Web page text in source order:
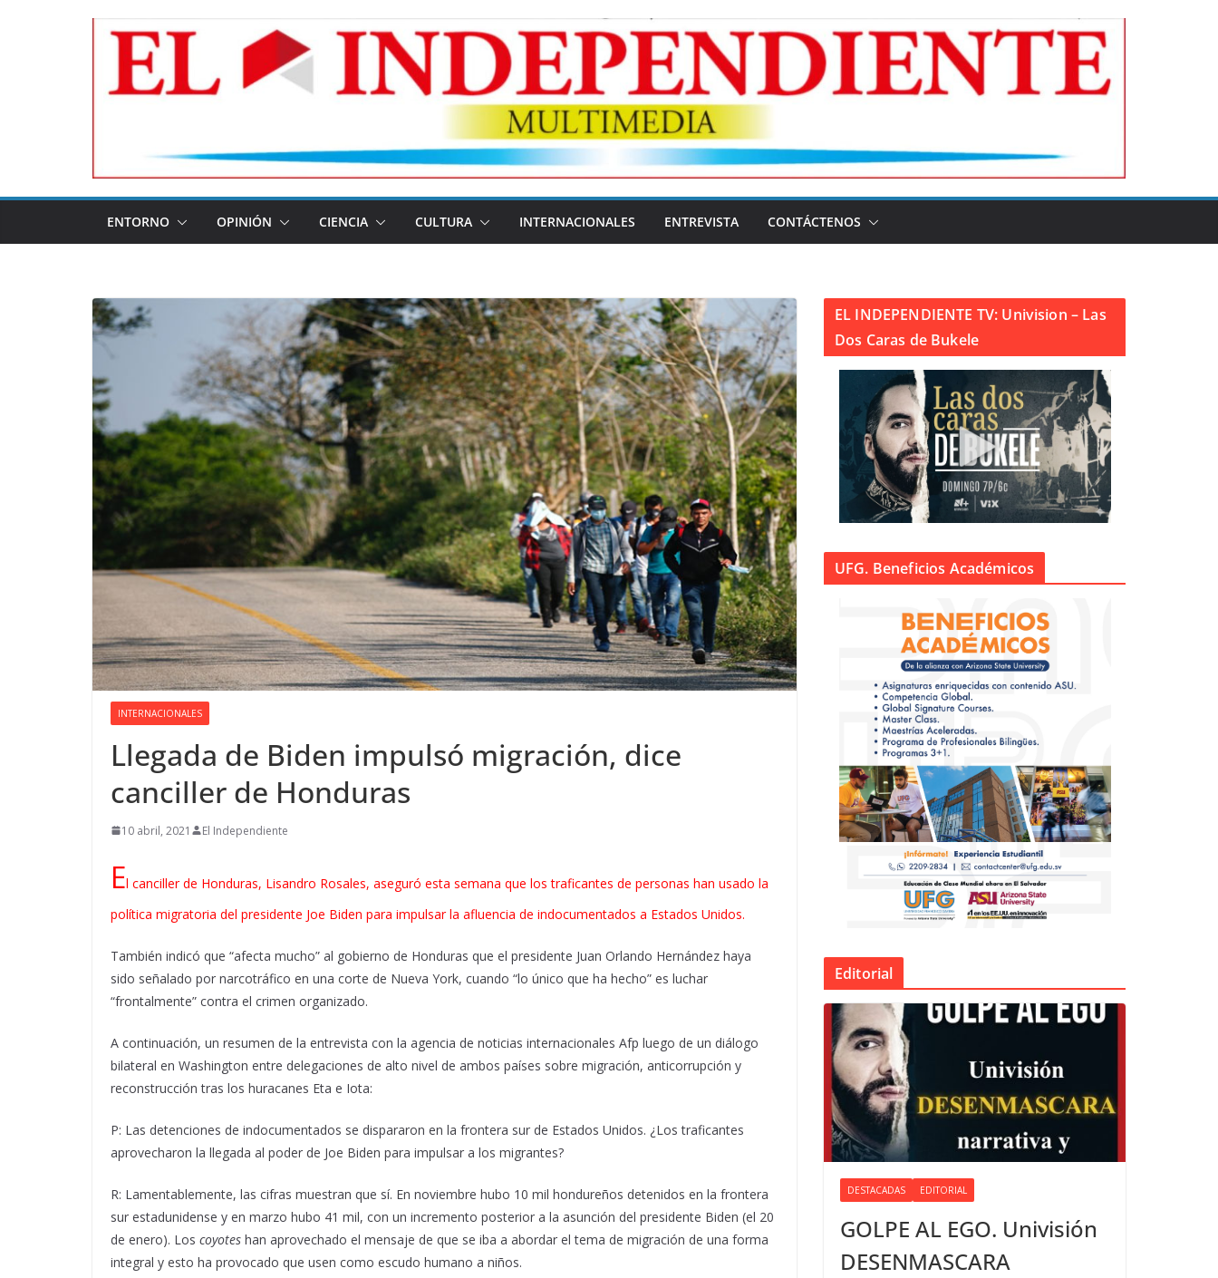
ENTORNO OPINIÓN CIENCIA CULTURA INTERNACIONALES ENTREVISTA CONTÁCTENOS
INTERNACIONALES
Llegada de Biden impulsó migración, dice
canciller de Honduras
10 abril, 2021 El Independiente
El canciller de Honduras, Lisandro Rosales, aseguró esta semana que los traficantes de personas han usado la
política migratoria del presidente Joe Biden para impulsar la afluencia de indocumentados a Estados Unidos.
También indicó que “afecta mucho” al gobierno de Honduras que el presidente Juan Orlando Hernández haya
sido señalado por narcotráfico en una corte de Nueva York, cuando “lo único que ha hecho” es luchar
“frontalmente” contra el crimen organizado.
A continuación, un resumen de la entrevista con la agencia de noticias internacionales Afp luego de un diálogo
bilateral en Washington entre delegaciones de alto nivel de ambos países sobre migración, anticorrupción y
reconstrucción tras los huracanes Eta e Iota:
P: Las detenciones de indocumentados se dispararon en la frontera sur de Estados Unidos. ¿Los traficantes
aprovecharon la llegada al poder de Joe Biden para impulsar a los migrantes?
R: Lamentablemente, las cifras muestran que sí. En noviembre hubo 10 mil hondureños detenidos en la frontera
sur estadunidense y en marzo hubo 41 mil, con un incremento posterior a la asunción del presidente Biden (el 20
de enero). Los coyotes han aprovechado el mensaje de que se iba a abordar el tema de migración de una forma
integral y esto ha provocado que usen como escudo humano a niños.
EL INDEPENDIENTE TV: Univision – Las
Dos Caras de Bukele
UFG. Beneficios Académicos
Editorial
DESTACADAS EDITORIAL
GOLPE AL EGO. Univisión
DESENMASCARA